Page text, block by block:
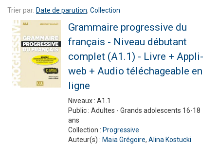
Trier par: Date de parution, Collection
Grammaire progressive du
français - Niveau débutant
complet (A1.1) - Livre + Appli-
web + Audio téléchageable en
ligne
Niveaux : A1.1
Public : Adultes - Grands adolescents 16-18
ans
Collection : Progressive
Auteur(s) : Maïa Grégoire, Alina Kostucki